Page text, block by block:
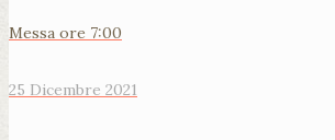
Messa ore 7:00
25 Dicembre 2021